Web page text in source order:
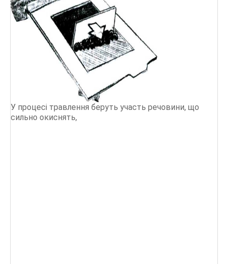
У процесі травлення беруть участь речовини, що
сильно окиснять,